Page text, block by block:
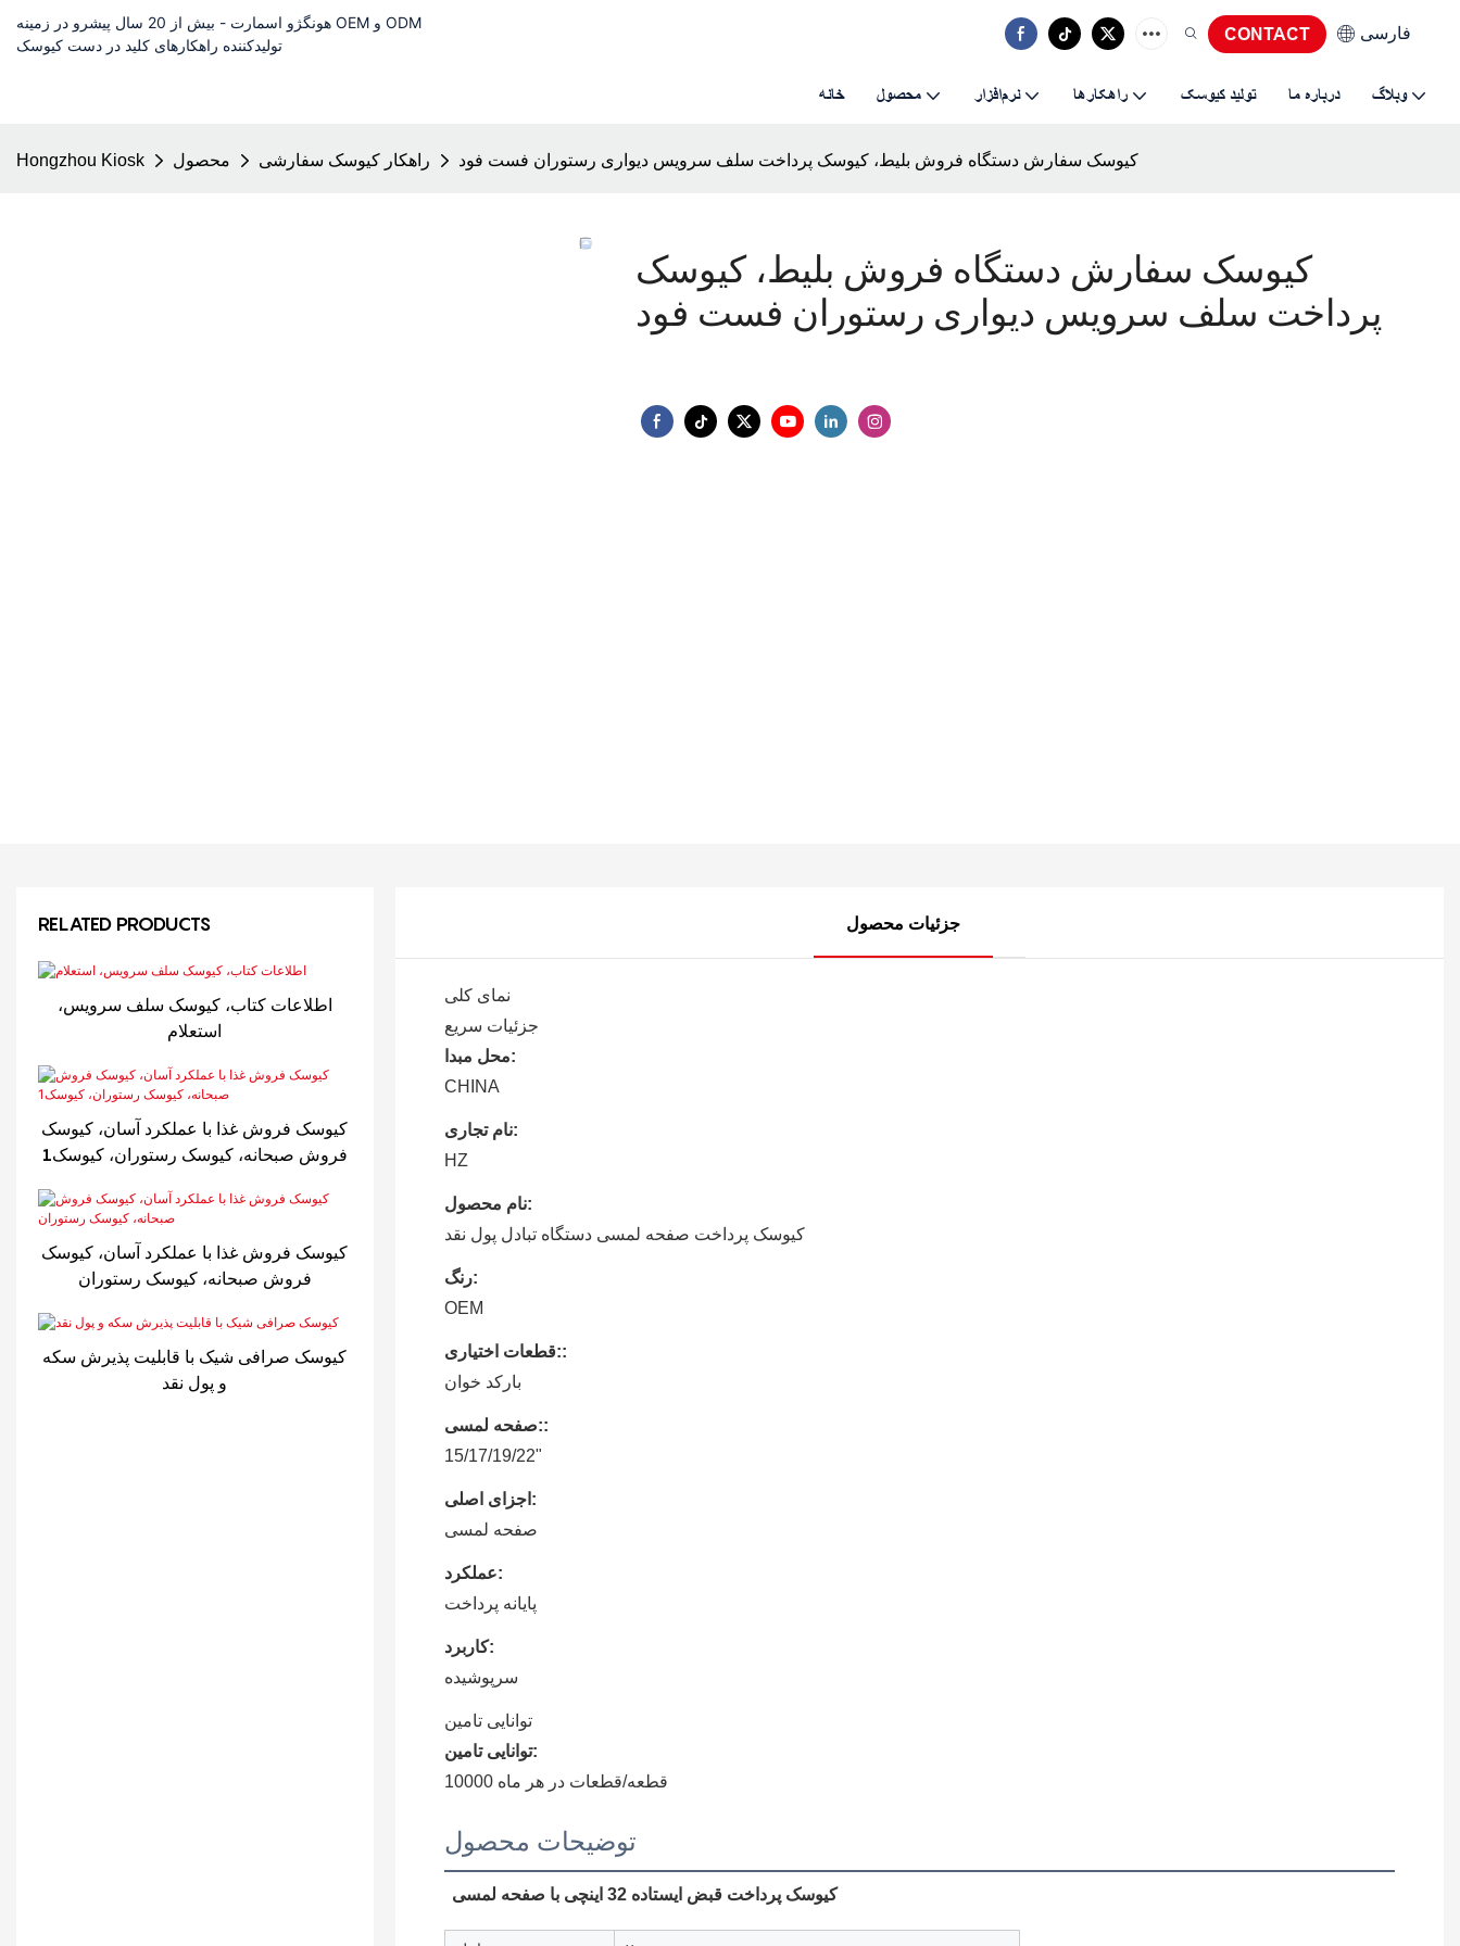
هونگژو اسمارت - بیش از 20 سال پیشرو در زمینه OEM و ODM
تولیدکننده راهکارهای کلید در دست کیوسک
CONTACT فارسی
خانه محصول نرم‌افزار راهکارها تولید کیوسک درباره ما وبلاگ
Hongzhou Kiosk محصول راهکار کیوسک سفارشی کیوسک سفارش دستگاه فروش بلیط، کیوسک پرداخت سلف سرویس دیواری رستوران فست فود
کیوسک سفارش دستگاه فروش بلیط، کیوسک
پرداخت سلف سرویس دیواری رستوران فست فود
جزئیات محصول
نمای کلی
جزئیات سریع
محل مبدا:
CHINA
نام تجاری:
HZ
نام محصول:
کیوسک پرداخت صفحه لمسی دستگاه تبادل پول نقد
رنگ:
OEM
قطعات اختیاری::
بارکد خوان
صفحه لمسی::
15/17/19/22"
اجزای اصلی:
صفحه لمسی
عملکرد:
پایانه پرداخت
کاربرد:
سرپوشیده
توانایی تامین
توانایی تامین:
10000 قطعه/قطعات در هر ماه
توضیحات محصول
کیوسک پرداخت قبض ایستاده 32 اینچی با صفحه لمسی
RELATED PRODUCTS
اطلاعات کتاب، کیوسک سلف سرویس،
استعلام
کیوسک فروش غذا با عملکرد آسان، کیوسک
فروش صبحانه، کیوسک رستوران، کیوسک1
کیوسک فروش غذا با عملکرد آسان، کیوسک
فروش صبحانه، کیوسک رستوران
کیوسک صرافی شیک با قابلیت پذیرش سکه
و پول نقد